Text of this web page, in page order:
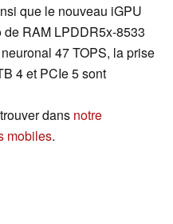
que le nouveau iGPU
de RAM LPDDR5x-8533
47 TOPS, la prise
4 et PCIe 5 sont
dans notre
mobiles.